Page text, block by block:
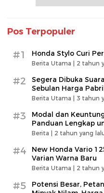
Pos Terpopuler
#1 Honda Stylo Curi
Berita Utama | 2 tahun
#2
Segera Dibuka
Sebulan Harga
Berita Utama | 3 tahun
#3
Modal dan
Panduan Lengkap
Berita | 2 tahun yang
#4
New Honda Vario
Varian Warna Baru
Berita Utama | 2 tahun
#5
Potensi Besar,